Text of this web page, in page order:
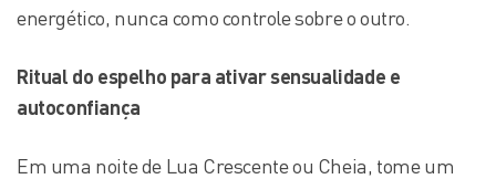
energético, nunca como controle sobre o outro.
Ritual do espelho para ativar sensualidade e
autoconfiança
Em uma noite de Lua Crescente ou Cheia, tome um